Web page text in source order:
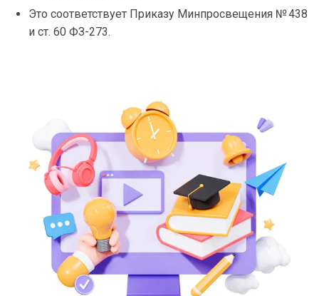
Это соответствует Приказу Минпросвещения № 438
и ст. 60 ФЗ-273.